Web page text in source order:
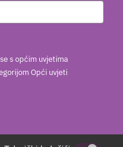
s općim uvjetima
Opći uvjeti